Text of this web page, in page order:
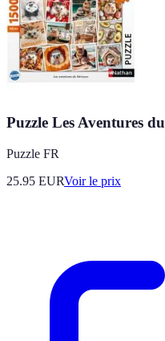
Puzzle Les Aventures
Puzzle FR
25.95 EURVoir le prix